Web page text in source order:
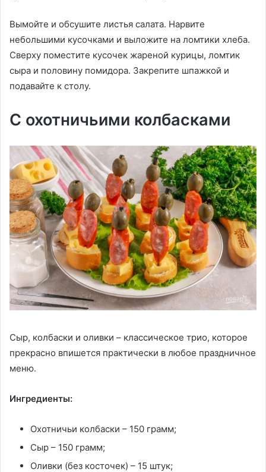
Вымойте и обсушите листья салата. Нарвите
небольшими кусочками и выложите на ломтики хлеба.
Сверху поместите кусочек жареной курицы, ломтик
сыра и половину помидора. Закрепите шпажкой и
подавайте к столу.
С охотничьими колбасками
Сыр, колбаски и оливки – классическое трио, которое
прекрасно впишется практически в любое праздничное
меню.
Ингредиенты:
Охотничьи колбаски – 150 грамм;
Сыр – 150 грамм;
Оливки (без косточек) – 15 штук;